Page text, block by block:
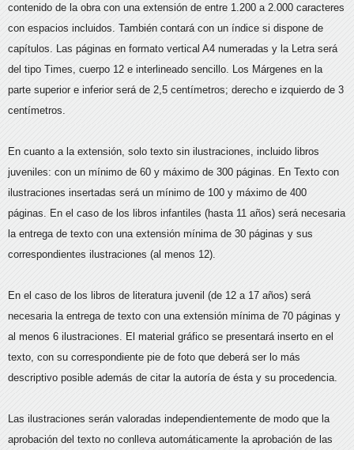
contenido de la obra con una extensión de entre 1.200 a 2.000 caracteres
con espacios incluidos. También contará con un índice si dispone de
capítulos. Las páginas en formato vertical A4 numeradas y la Letra será
del tipo Times, cuerpo 12 e interlineado sencillo. Los Márgenes en la
parte superior e inferior será de 2,5 centímetros; derecho e izquierdo de 3
centímetros.
En cuanto a la extensión, solo texto sin ilustraciones, incluido libros
juveniles: con un mínimo de 60 y máximo de 300 páginas. En Texto con
ilustraciones insertadas será un mínimo de 100 y máximo de 400
páginas. En el caso de los libros infantiles (hasta 11 años) será necesaria
la entrega de texto con una extensión mínima de 30 páginas y sus
correspondientes ilustraciones (al menos 12).
En el caso de los libros de literatura juvenil (de 12 a 17 años) será
necesaria la entrega de texto con una extensión mínima de 70 páginas y
al menos 6 ilustraciones. El material gráfico se presentará inserto en el
texto, con su correspondiente pie de foto que deberá ser lo más
descriptivo posible además de citar la autoría de ésta y su procedencia.
Las ilustraciones serán valoradas independientemente de modo que la
aprobación del texto no conlleva automáticamente la aprobación de las